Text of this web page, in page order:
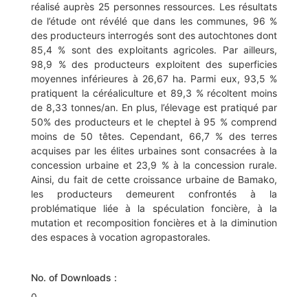
réalisé auprès 25 personnes ressources. Les résultats
de l’étude ont révélé que dans les communes, 96 %
des producteurs interrogés sont des autochtones dont
85,4 % sont des exploitants agricoles. Par ailleurs,
98,9 % des producteurs exploitent des superficies
moyennes inférieures à 26,67 ha. Parmi eux, 93,5 %
pratiquent la céréaliculture et 89,3 % récoltent moins
de 8,33 tonnes/an. En plus, l’élevage est pratiqué par
50% des producteurs et le cheptel à 95 % comprend
moins de 50 têtes. Cependant, 66,7 % des terres
acquises par les élites urbaines sont consacrées à la
concession urbaine et 23,9 % à la concession rurale.
Ainsi, du fait de cette croissance urbaine de Bamako,
les producteurs demeurent confrontés à la
problématique liée à la spéculation foncière, à la
mutation et recomposition foncières et à la diminution
des espaces à vocation agropastorales.
No. of Downloads :